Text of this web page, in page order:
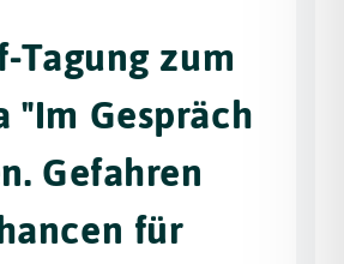
Tagung zum
"Im Gespräch
Gefahren
für